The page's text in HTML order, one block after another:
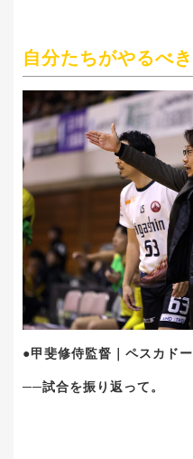
自分たちがやるべ
●甲斐修侍監督｜ペスカド
──試合を振り返って。